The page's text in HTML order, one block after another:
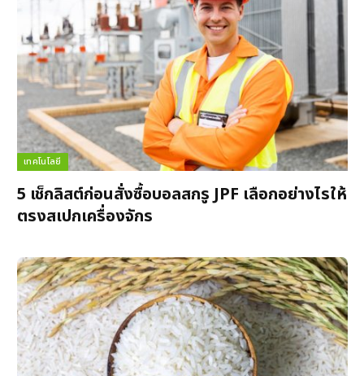
เทคโนโลยี
5 เช็กลิสต์ก่อนสั่งซื้อบอลสกรู JPF เลือกอย่างไรให้
ตรงสเปกเครื่องจักร